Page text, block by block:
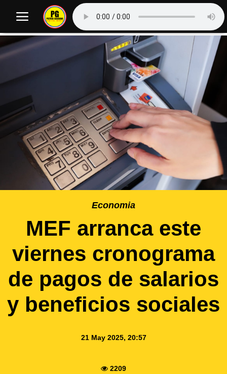
Economia
MEF arranca este
viernes cronograma
de pagos de salarios
y beneficios sociales
21 May 2025, 20:57
2209